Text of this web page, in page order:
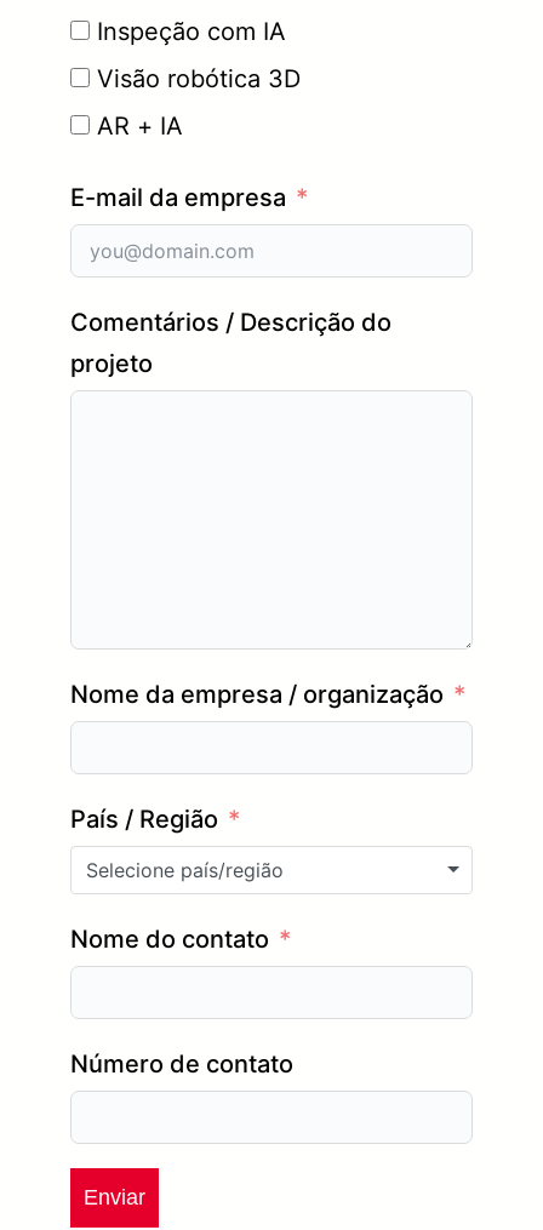
Inspeção com IA
Visão robótica 3D
AR + IA
E-mail da empresa
Comentários / Descrição do
projeto
Nome da empresa / organização
País / Região
Selecione país/região
Nome do contato
Número de contato
Enviar